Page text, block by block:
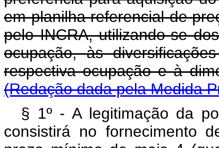
em planilha referencial de
pelo INCRA, utilizando-se
ocupação, às
respectiva
(Redação dada pela Medida
§ 1º - A legitimação da
consistirá no fornecimento